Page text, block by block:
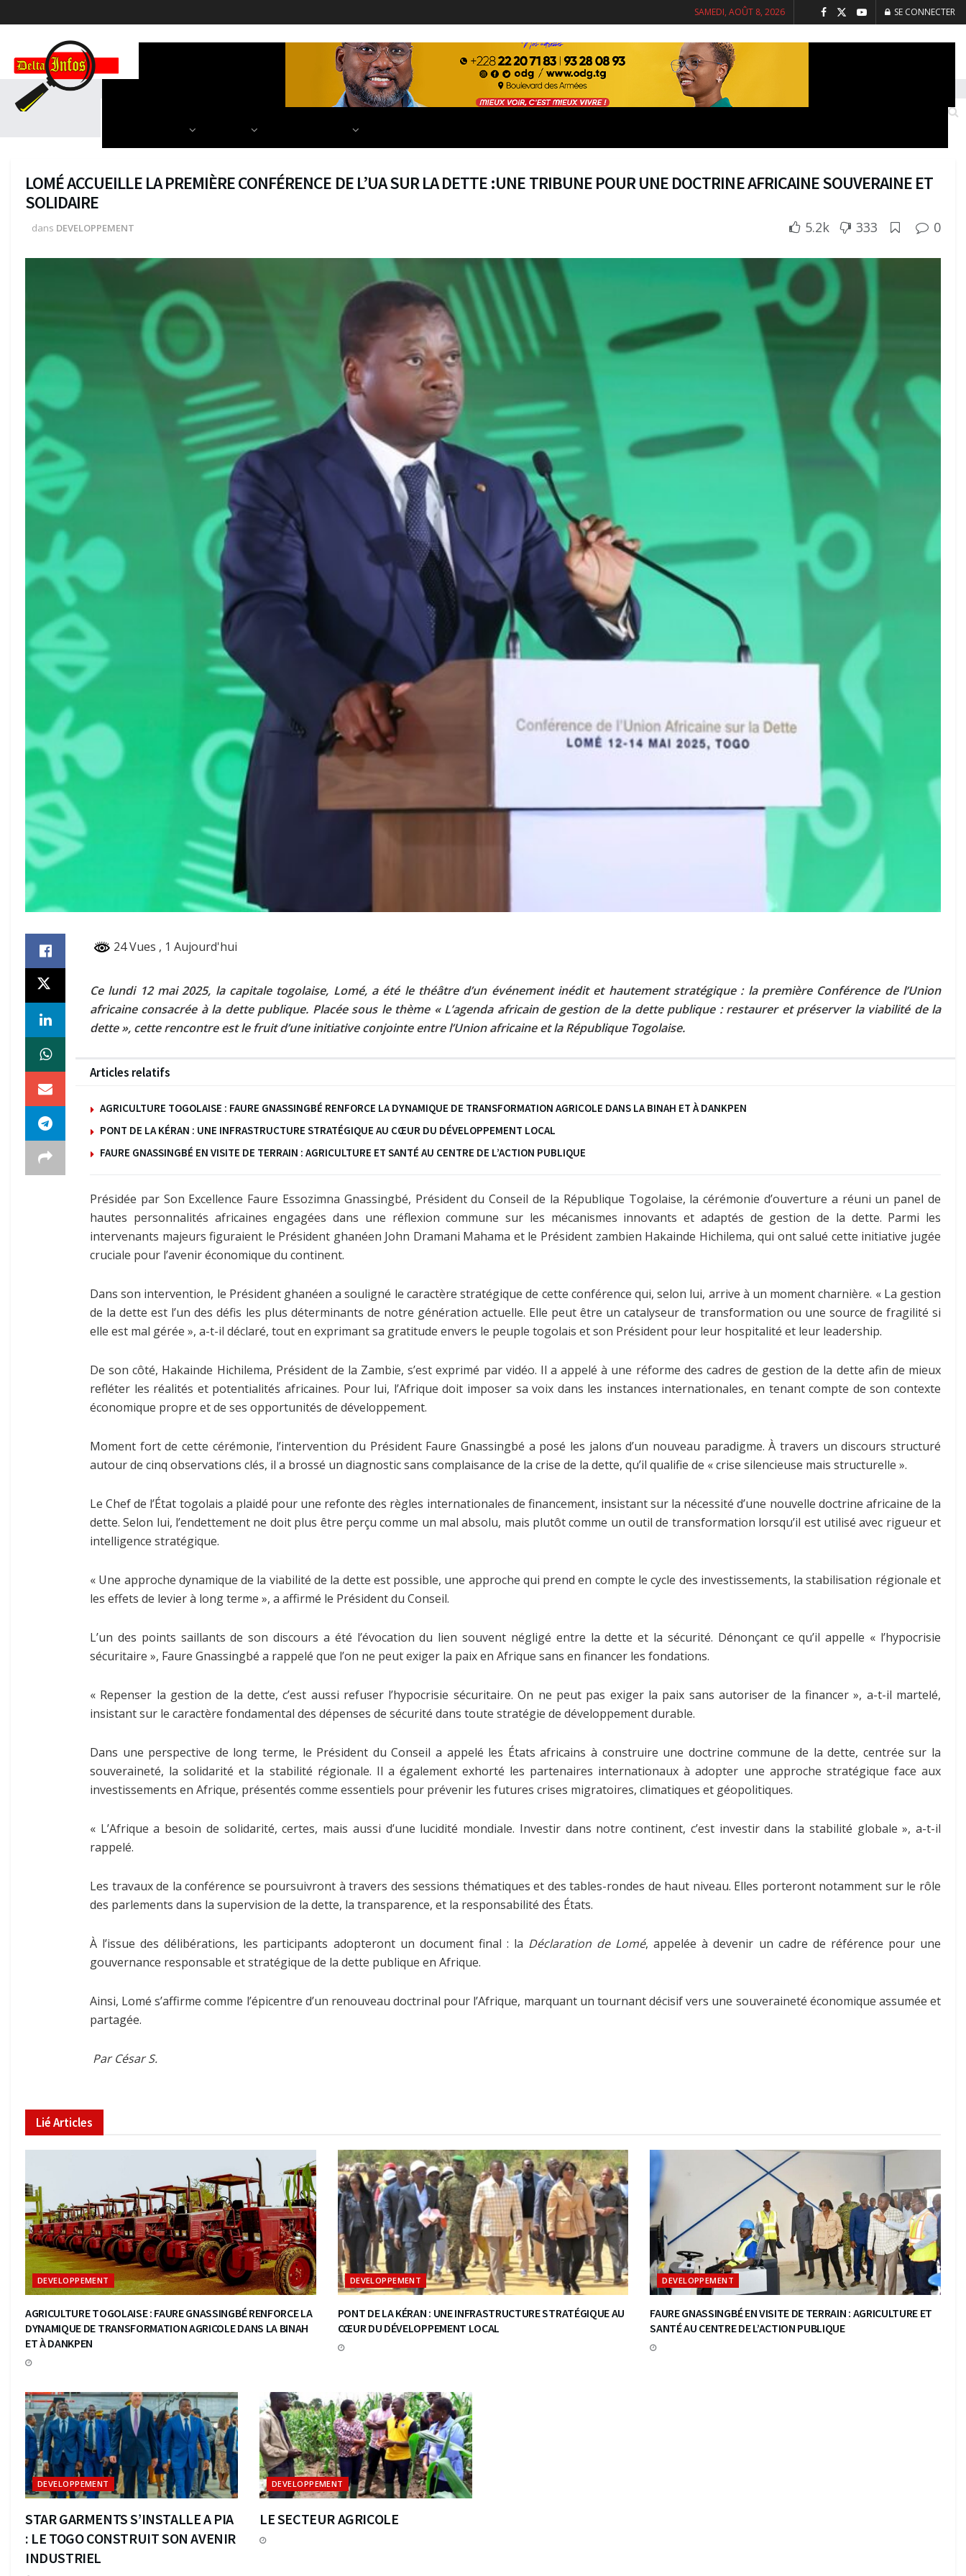
SAMEDI, AOÛT 8, 2026 SE CONNECTER
ECONOMIE FINANCE DÉVELOPPEMENT EDUCATION INTERVIEWS SANTE
LOMÉ ACCUEILLE LA PREMIÈRE CONFÉRENCE DE L’UA SUR LA DETTE :UNE TRIBUNE POUR UNE DOCTRINE AFRICAINE SOUVERAINE ET
SOLIDAIRE
dans DEVELOPPEMENT 5.2k 333 0
24 Vues , 1 Aujourd'hui
Ce lundi 12 mai 2025, la capitale togolaise, Lomé, a été le théâtre d’un événement inédit et hautement stratégique : la première Conférence de l’Union
africaine consacrée à la dette publique. Placée sous le thème « L’agenda africain de gestion de la dette publique : restaurer et préserver la viabilité de la
dette », cette rencontre est le fruit d’une initiative conjointe entre l’Union africaine et la République Togolaise.
Articles relatifs
AGRICULTURE TOGOLAISE : FAURE GNASSINGBÉ RENFORCE LA DYNAMIQUE DE TRANSFORMATION AGRICOLE DANS LA BINAH ET À DANKPEN
PONT DE LA KÉRAN : UNE INFRASTRUCTURE STRATÉGIQUE AU CŒUR DU DÉVELOPPEMENT LOCAL
FAURE GNASSINGBÉ EN VISITE DE TERRAIN : AGRICULTURE ET SANTÉ AU CENTRE DE L’ACTION PUBLIQUE
Présidée par Son Excellence Faure Essozimna Gnassingbé, Président du Conseil de la République Togolaise, la cérémonie d’ouverture a réuni un panel de
hautes personnalités africaines engagées dans une réflexion commune sur les mécanismes innovants et adaptés de gestion de la dette. Parmi les
intervenants majeurs figuraient le Président ghanéen John Dramani Mahama et le Président zambien Hakainde Hichilema, qui ont salué cette initiative jugée
cruciale pour l’avenir économique du continent.
Dans son intervention, le Président ghanéen a souligné le caractère stratégique de cette conférence qui, selon lui, arrive à un moment charnière. « La gestion
de la dette est l’un des défis les plus déterminants de notre génération actuelle. Elle peut être un catalyseur de transformation ou une source de fragilité si
elle est mal gérée », a-t-il déclaré, tout en exprimant sa gratitude envers le peuple togolais et son Président pour leur hospitalité et leur leadership.
De son côté, Hakainde Hichilema, Président de la Zambie, s’est exprimé par vidéo. Il a appelé à une réforme des cadres de gestion de la dette afin de mieux
refléter les réalités et potentialités africaines. Pour lui, l’Afrique doit imposer sa voix dans les instances internationales, en tenant compte de son contexte
économique propre et de ses opportunités de développement.
Moment fort de cette cérémonie, l’intervention du Président Faure Gnassingbé a posé les jalons d’un nouveau paradigme. À travers un discours structuré
autour de cinq observations clés, il a brossé un diagnostic sans complaisance de la crise de la dette, qu’il qualifie de « crise silencieuse mais structurelle ».
Le Chef de l’État togolais a plaidé pour une refonte des règles internationales de financement, insistant sur la nécessité d’une nouvelle doctrine africaine de la
dette. Selon lui, l’endettement ne doit plus être perçu comme un mal absolu, mais plutôt comme un outil de transformation lorsqu’il est utilisé avec rigueur et
intelligence stratégique.
« Une approche dynamique de la viabilité de la dette est possible, une approche qui prend en compte le cycle des investissements, la stabilisation régionale et
les effets de levier à long terme », a affirmé le Président du Conseil.
L’un des points saillants de son discours a été l’évocation du lien souvent négligé entre la dette et la sécurité. Dénonçant ce qu’il appelle « l’hypocrisie
sécuritaire », Faure Gnassingbé a rappelé que l’on ne peut exiger la paix en Afrique sans en financer les fondations.
« Repenser la gestion de la dette, c’est aussi refuser l’hypocrisie sécuritaire. On ne peut pas exiger la paix sans autoriser de la financer », a-t-il martelé,
insistant sur le caractère fondamental des dépenses de sécurité dans toute stratégie de développement durable.
Dans une perspective de long terme, le Président du Conseil a appelé les États africains à construire une doctrine commune de la dette, centrée sur la
souveraineté, la solidarité et la stabilité régionale. Il a également exhorté les partenaires internationaux à adopter une approche stratégique face aux
investissements en Afrique, présentés comme essentiels pour prévenir les futures crises migratoires, climatiques et géopolitiques.
« L’Afrique a besoin de solidarité, certes, mais aussi d’une lucidité mondiale. Investir dans notre continent, c’est investir dans la stabilité globale », a-t-il
rappelé.
Les travaux de la conférence se poursuivront à travers des sessions thématiques et des tables-rondes de haut niveau. Elles porteront notamment sur le rôle
des parlements dans la supervision de la dette, la transparence, et la responsabilité des États.
À l’issue des délibérations, les participants adopteront un document final : la Déclaration de Lomé, appelée à devenir un cadre de référence pour une
gouvernance responsable et stratégique de la dette publique en Afrique.
Ainsi, Lomé s’affirme comme l’épicentre d’un renouveau doctrinal pour l’Afrique, marquant un tournant décisif vers une souveraineté économique assumée et
partagée.
Par César S.
LiéArticles
DEVELOPPEMENT
AGRICULTURE TOGOLAISE : FAURE GNASSINGBÉ RENFORCE LA
DYNAMIQUE DE TRANSFORMATION AGRICOLE DANS LA BINAH
ET À DANKPEN
DEVELOPPEMENT
PONT DE LA KÉRAN : UNE INFRASTRUCTURE STRATÉGIQUE AU
CŒUR DU DÉVELOPPEMENT LOCAL
DEVELOPPEMENT
FAURE GNASSINGBÉ EN VISITE DE TERRAIN : AGRICULTURE ET
SANTÉ AU CENTRE DE L’ACTION PUBLIQUE
DEVELOPPEMENT
STAR GARMENTS S’INSTALLE A PIA
: LE TOGO CONSTRUIT SON AVENIR
INDUSTRIEL
DEVELOPPEMENT
LE SECTEUR AGRICOLE